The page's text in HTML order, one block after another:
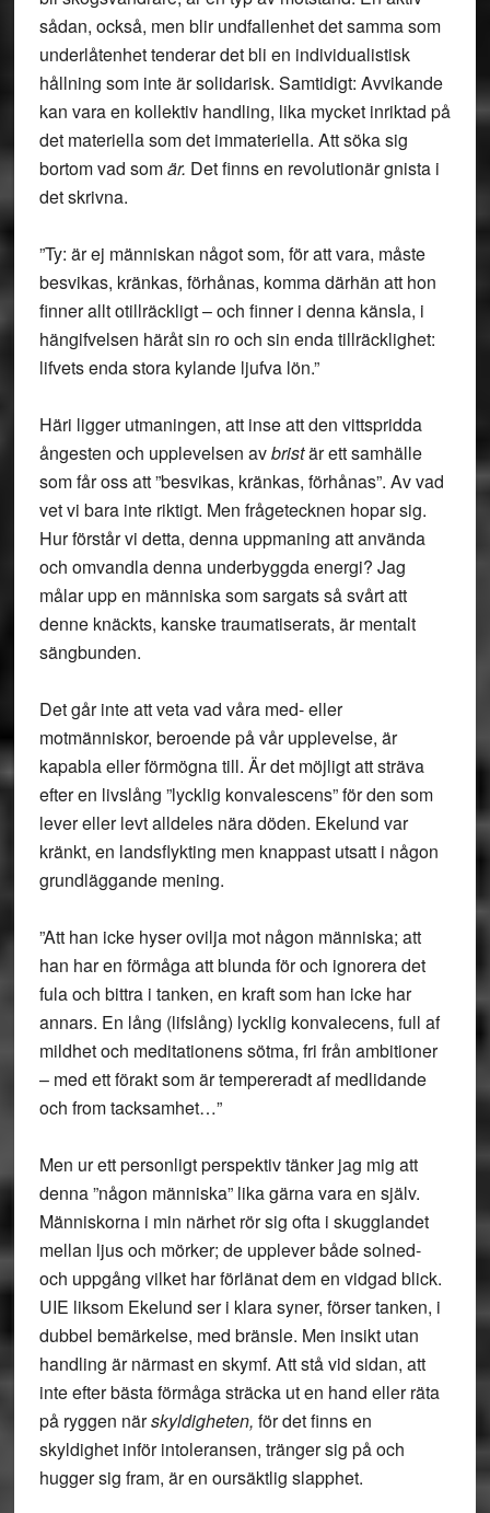
sådan, också, men blir undfallenhet det samma som
underlåtenhet tenderar det bli en individualistisk
hållning som inte är solidarisk. Samtidigt: Avvikande
kan vara en kollektiv handling, lika mycket inriktad på
det materiella som det immateriella. Att söka sig
bortom vad somär. Det finns en revolutionär gnista i
det skrivna.
”Ty: är ej människan något som, för att vara, måste
besvikas, kränkas, förhånas, komma därhän att hon
finner allt otillräckligt – och finner i denna känsla, i
hängifvelsen häråt sin ro och sin enda tillräcklighet:
lifvets enda stora kylande ljufva lön.”
Häri ligger utmaningen, att inse att den vittspridda
ångesten och upplevelsen avbristär ett samhälle
som får oss att ”besvikas, kränkas, förhånas”. Av vad
vet vi bara inte riktigt. Men frågetecknen hopar sig.
Hur förstår vi detta, denna uppmaning att använda
och omvandla denna underbyggda energi? Jag
målar upp en människa som sargats så svårt att
denne knäckts, kanske traumatiserats, är mentalt
sängbunden.
Det går inte att veta vad våra med- eller
motmänniskor, beroende på vår upplevelse, är
kapabla eller förmögna till. Är det möjligt att sträva
efter en livslång ”lycklig konvalescens” för den som
lever eller levt alldeles nära döden. Ekelund var
kränkt, en landsflykting men knappast utsatt i någon
grundläggande mening.
”Att han icke hyser ovilja mot någon människa; att
han har en förmåga att blunda för och ignorera det
fula och bittra i tanken, en kraft som han icke har
annars. En lång (lifslång) lycklig konvalecens, full af
mildhet och meditationens sötma, fri från ambitioner
– med ett förakt som är tempereradt af medlidande
och from tacksamhet…”
Men ur ett personligt perspektiv tänker jag mig att
denna ”någon människa” lika gärna vara en själv.
Människorna i min närhet rör sig ofta i skugglandet
mellan ljus och mörker; de upplever både solned-
och uppgång vilket har förlänat dem en vidgad blick.
UIE liksom Ekelund ser i klara syner, förser tanken, i
dubbel bemärkelse, med bränsle. Men insikt utan
handling är närmast en skymf. Att stå vid sidan, att
inte efter bästa förmåga sträcka ut en hand eller räta
på ryggen närskyldigheten, för det finns en
skyldighet inför intoleransen, tränger sig på och
hugger sig fram, är en oursäktlig slapphet.